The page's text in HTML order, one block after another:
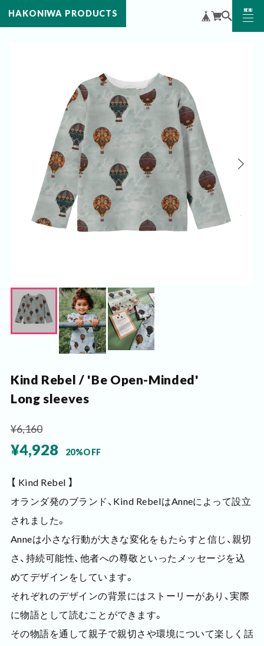
HAKONIWA PRODUCTS MENU
CLOSE
Kind Rebel / 'Be Open-Minded'
Long sleeves
¥6,160
¥4,928 20%OFF
【 Kind Rebel 】
オランダ発のブランド、Kind RebelはAnneによって設立
されました。
Anneは小さな行動が大きな変化をもたらすと信じ、親切
さ、持続可能性、他者への尊敬といったメッセージを込
めてデザインをしています。
それぞれのデザインの背景にはストーリーがあり、実際
に物語として読むことができます。
その物語を通して親子で親切さや環境について楽しく話